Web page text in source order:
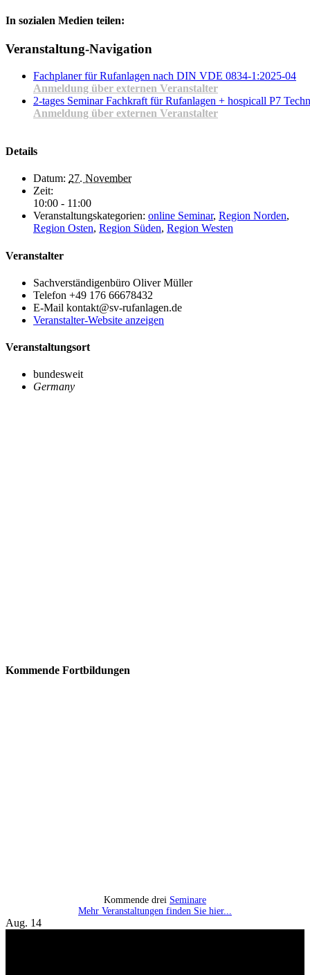
In sozialen Medien teilen:
Facebook
X
LinkedIn
Pinterest
E-
Veranstaltung-Navigation
Fachplaner für Rufanlagen nach DIN VDE 0834-1:2025-04
Anmeldung über externen Veranstalter
2-tages Seminar Fachkraft für Rufanlagen + hospicall P7
Anmeldung über externen Veranstalter
Details
Datum: 27. November
Zeit:
10:00 - 11:00
Veranstaltungskategorien: online Seminar, Region Norden,
Region Osten, Region Süden, Region Westen
Veranstalter
Sachverständigenbüro Oliver Müller
Telefon +49 176 66678432
E-Mail kontakt@sv-rufanlagen.de
Veranstalter-Website anzeigen
Veranstaltungsort
bundesweit
Germany
Kommende Fortbildungen
Kommende drei Seminare
Mehr Veranstaltungen finden Sie hier...
Aug. 14